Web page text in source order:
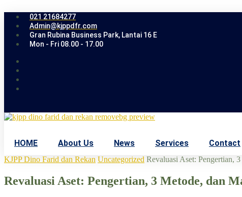
021 21684277
Admin@kjppdfr.com
Gran Rubina Business Park, Lantai 16 E
Mon - Fri 08.00 - 17.00
HOME About Us News Services Contact
KJPP Dino Farid dan Rekan Uncategorized Revaluasi Aset: Pengertian,
Revaluasi Aset: Pengertian, 3 Metode, dan